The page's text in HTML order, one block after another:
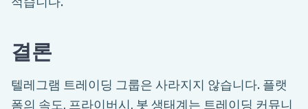
결론
텔레그램 트레이딩 그룹은 사라지지 않습니다. 플랫
폼의 속도, 프라이버시, 봇 생태계는 트레이딩 커뮤니